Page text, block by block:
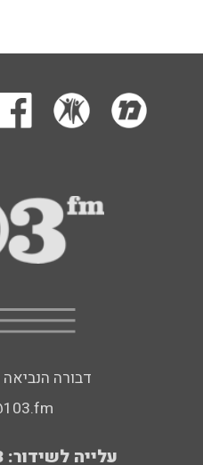
דבורה הנביאה 6, רמת השרון
עלייה לשידור: 0552-103-103